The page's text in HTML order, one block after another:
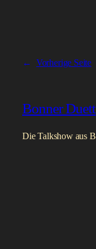
← Vorherige Seite
Bonner Duett
Die Talkshow aus